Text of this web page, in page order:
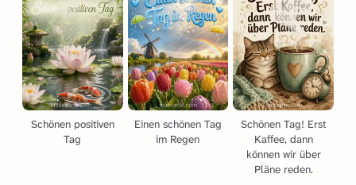
Schönen positiven
Tag
Einen schönen Tag
im Regen
Schönen Tag! Erst
Kaffee, dann
können wir über
Pläne reden.